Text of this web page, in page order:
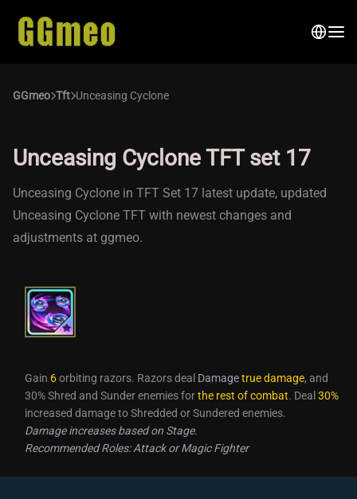
GGmeo Tft Unceasing Cyclone
Unceasing Cyclone TFT set 17
Unceasing Cyclone in TFT Set 17 latest update, updated
Unceasing Cyclone TFT with newest changes and
adjustments at ggmeo.
Gain 6orbiting razors. Razors deal Damagetrue damage, and
30% Shred and Sunder enemies forthe rest of combat. Deal 30%
increased damage to Shredded or Sundered enemies.
Damage increases based on Stage.
Recommended Roles: Attack or Magic Fighter